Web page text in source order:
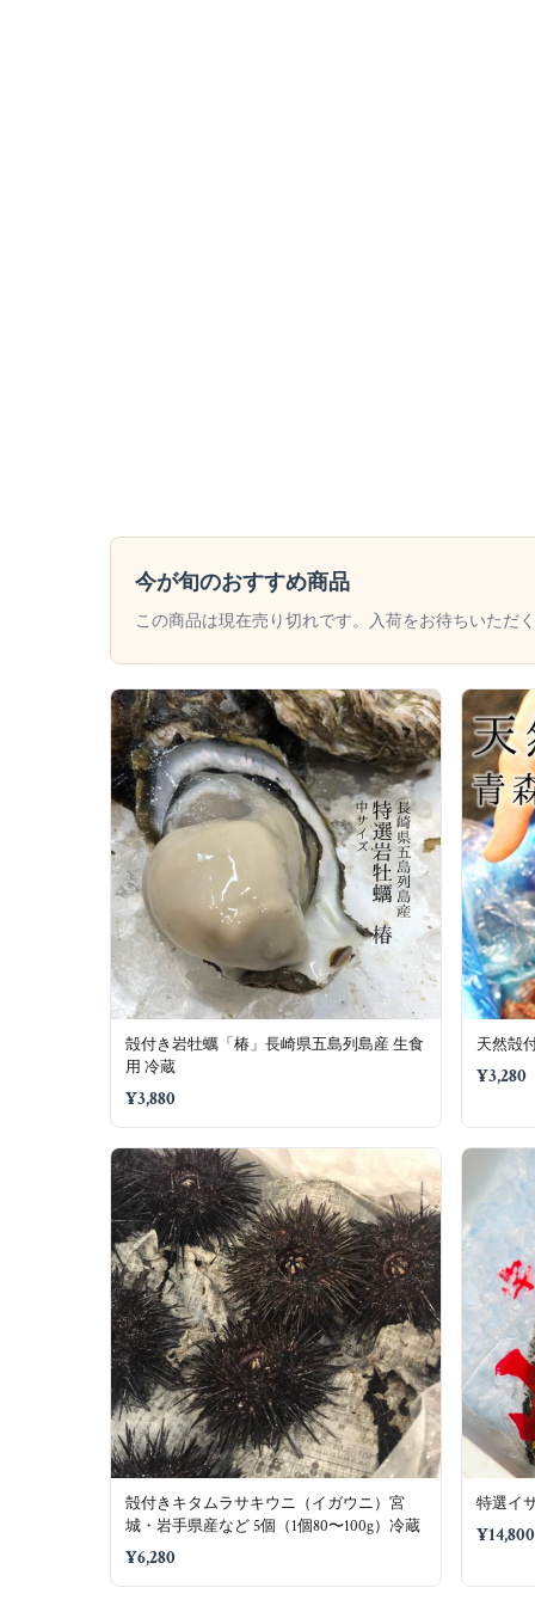
今が旬のおすすめ商品
この商品は現在売り切れです。入荷をお待ちいただ
殻付き岩牡蠣「椿」長崎県五島列島産 生食
用 冷蔵
¥3,880
天然殻
¥3,280
殻付きキタムラサキウニ（イガウニ）宮
城・岩手県産など 5個（1個80〜100g）冷蔵
¥6,280
特選イ
¥14,800